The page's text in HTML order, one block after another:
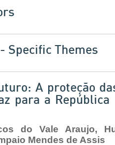
Specific Themes
A proteção
para a República
do Vale Araujo,
Mendes de Assis